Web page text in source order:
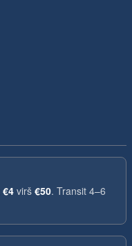
€4 virš €50. Transit 4–6